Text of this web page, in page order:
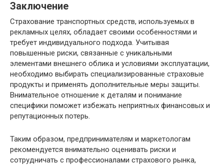
Заключение
Страхование транспортных средств, используемых в
рекламных целях, обладает своими особенностями и
требует индивидуального подхода. Учитывая
повышенные риски, связанные с уникальными
элементами внешнего облика и условиями эксплуатации,
необходимо выбирать специализированные страховые
продукты и применять дополнительные меры защиты.
Внимательное отношение к деталям и понимание
специфики поможет избежать неприятных финансовых и
репутационных потерь.
Таким образом, предпринимателям и маркетологам
рекомендуется внимательно оценивать риски и
сотрудничать с профессионалами страхового рынка,